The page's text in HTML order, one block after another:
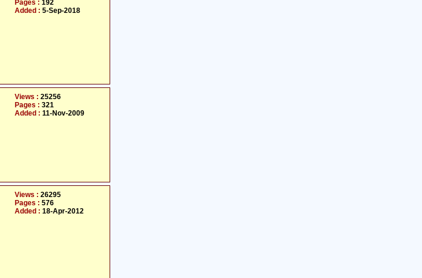
Pages : 192
Added : 5-Sep-2018
Views : 25256
Pages : 321
Added : 11-Nov-2009
Views : 26295
Pages : 576
Added : 18-Apr-2012